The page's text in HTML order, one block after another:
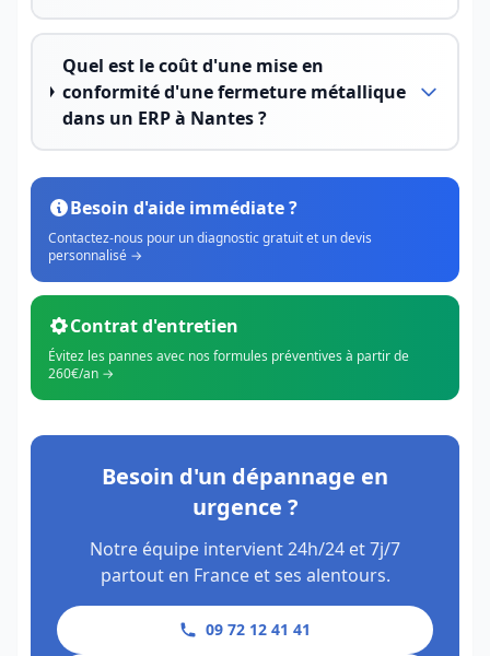
Quel est le coût d'une mise en
conformité d'une fermeture métallique
dans un ERP à Nantes ?
Besoin d'aide immédiate ?
Contactez-nous pour un diagnostic gratuit et un devis
personnalisé →
Contrat d'entretien
Évitez les pannes avec nos formules préventives à partir de
260€/an →
Besoin d'un dépannage en
urgence ?
Notre équipe intervient 24h/24 et 7j/7
partout en France et ses alentours.
09 72 12 41 41